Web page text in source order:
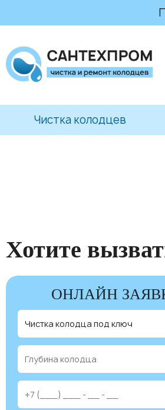
Чистка колодцев
Хотите
ОНЛАЙН